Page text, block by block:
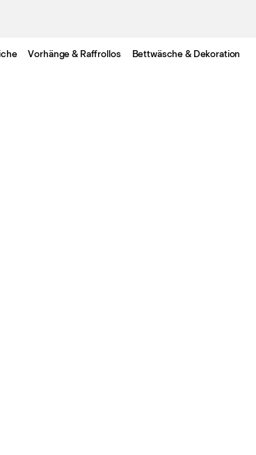
Vorhänge & Raffrollos Bettwäsche & Dekoration